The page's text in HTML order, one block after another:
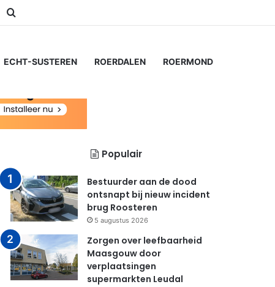
Switch skin
ECHT-SUSTEREN ROERDALEN ROERMOND
Populair
Bestuurder aan de dood
ontsnapt bij nieuw incident
brug Roosteren
5 augustus 2026
Zorgen over leefbaarheid
Maasgouw door
verplaatsingen
supermarkten Leudal